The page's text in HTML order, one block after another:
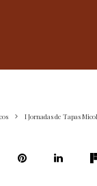
I Jornadas de Tapas